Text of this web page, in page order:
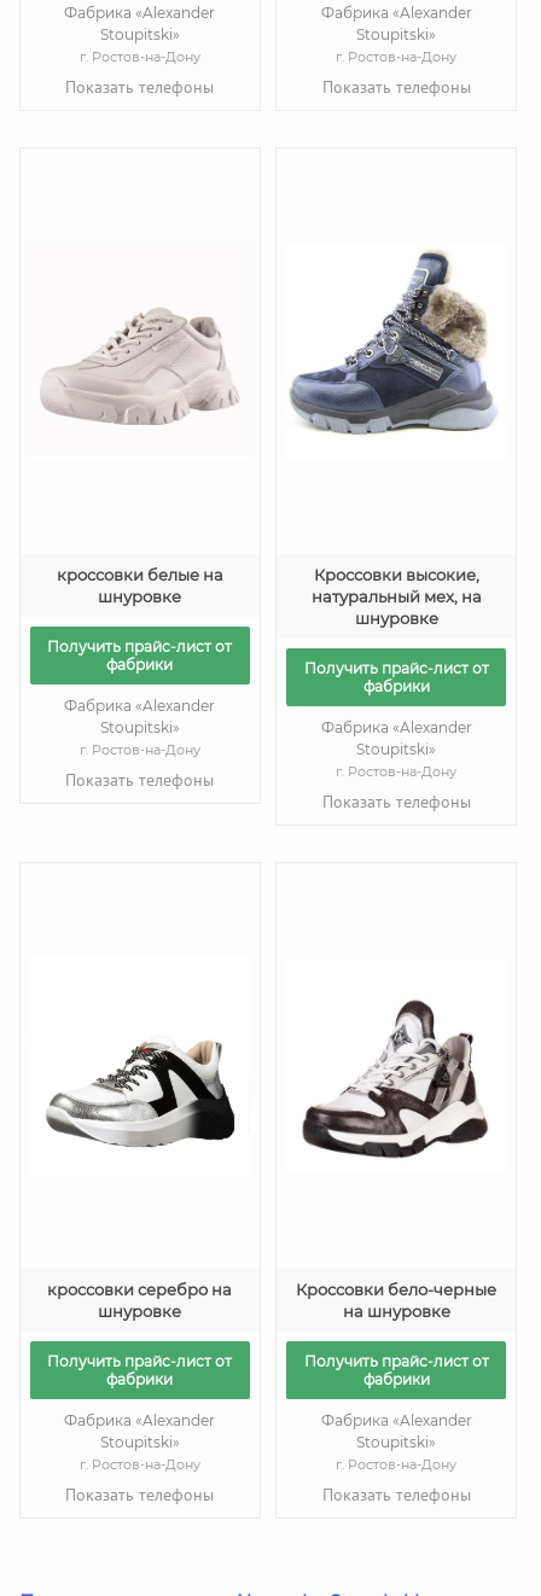
Фабрика «Alexander
Stoupitski»
г. Ростов-на-Дону
Показать телефоны
Фабрика «Alexander
Stoupitski»
г. Ростов-на-Дону
Показать телефоны
кроссовки белые на
шнуровке
Получить прайс-лист от
фабрики
Фабрика «Alexander
Stoupitski»
г. Ростов-на-Дону
Показать телефоны
Кроссовки высокие,
натуральный мех, на
шнуровке
Получить прайс-лист от
фабрики
Фабрика «Alexander
Stoupitski»
г. Ростов-на-Дону
Показать телефоны
кроссовки серебро на
шнуровке
Получить прайс-лист от
фабрики
Фабрика «Alexander
Stoupitski»
г. Ростов-на-Дону
Показать телефоны
Кроссовки бело-черные
на шнуровке
Получить прайс-лист от
фабрики
Фабрика «Alexander
Stoupitski»
г. Ростов-на-Дону
Показать телефоны